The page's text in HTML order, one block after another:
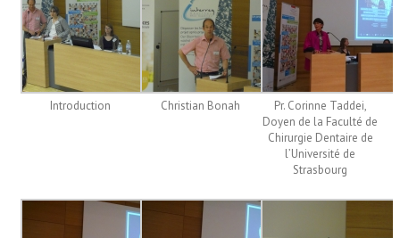
Introduction Christian Bonah
Pr. Corinne Taddei,
Doyen de la Faculté de
Chirurgie Dentaire de
l’Université de
Strasbourg